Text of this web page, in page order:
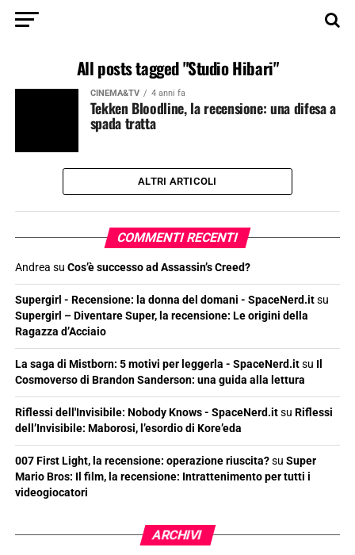
All posts tagged "Studio Hibari"
CINEMA&TV 4 anni fa
Tekken Bloodline, la recensione: una difesa a
spada tratta
ALTRI ARTICOLI
COMMENTI RECENTI
Andrea su Cos’è successo ad Assassin’s Creed?
Supergirl - Recensione: la donna del domani - SpaceNerd.itsu
Supergirl – Diventare Super, la recensione: Le origini della
Ragazza d’Acciaio
La saga di Mistborn: 5 motivi per leggerla - SpaceNerd.itsu Il
Cosmoverso di Brandon Sanderson: una guida alla lettura
Riflessi dell'Invisibile: Nobody Knows - SpaceNerd.itsu Riflessi
dell’Invisibile: Maborosi, l’esordio di Kore’eda
007 First Light, la recensione: operazione riuscita?su Super
Mario Bros: Il film, la recensione: Intrattenimento per tutti i
videogiocatori
ARCHIVI